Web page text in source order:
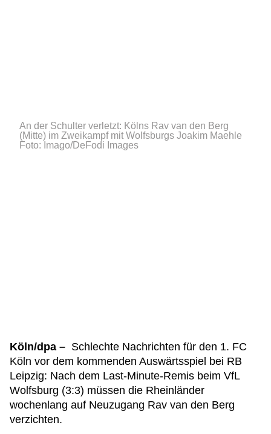
An der Schulter verletzt: Kölns Rav van den Berg
(Mitte) im Zweikampf mit Wolfsburgs Joakim Maehle
Foto: Imago/DeFodi Images
Köln/dpa – Schlechte Nachrichten für den 1. FC
Köln vor dem kommenden Auswärtsspiel bei RB
Leipzig: Nach dem Last-Minute-Remis beim VfL
Wolfsburg (3:3) müssen die Rheinländer
wochenlang auf Neuzugang Rav van den Berg
verzichten.